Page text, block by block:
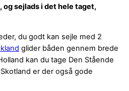
og sejlads i det hele taget,
du godt kan sejle med 2
glider båden gennem brede
kan du tage Den Stående
er der også gode